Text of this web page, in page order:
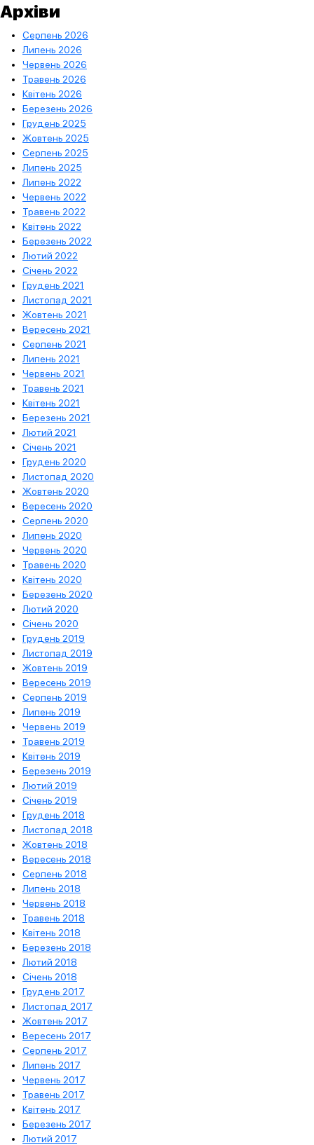
Архіви
Серпень 2026
Липень 2026
Червень 2026
Травень 2026
Квітень 2026
Березень 2026
Грудень 2025
Жовтень 2025
Серпень 2025
Липень 2025
Липень 2022
Червень 2022
Травень 2022
Квітень 2022
Березень 2022
Лютий 2022
Січень 2022
Грудень 2021
Листопад 2021
Жовтень 2021
Вересень 2021
Серпень 2021
Липень 2021
Червень 2021
Травень 2021
Квітень 2021
Березень 2021
Лютий 2021
Січень 2021
Грудень 2020
Листопад 2020
Жовтень 2020
Вересень 2020
Серпень 2020
Липень 2020
Червень 2020
Травень 2020
Квітень 2020
Березень 2020
Лютий 2020
Січень 2020
Грудень 2019
Листопад 2019
Жовтень 2019
Вересень 2019
Серпень 2019
Липень 2019
Червень 2019
Травень 2019
Квітень 2019
Березень 2019
Лютий 2019
Січень 2019
Грудень 2018
Листопад 2018
Жовтень 2018
Вересень 2018
Серпень 2018
Липень 2018
Червень 2018
Травень 2018
Квітень 2018
Березень 2018
Лютий 2018
Січень 2018
Грудень 2017
Листопад 2017
Жовтень 2017
Вересень 2017
Серпень 2017
Липень 2017
Червень 2017
Травень 2017
Квітень 2017
Березень 2017
Лютий 2017